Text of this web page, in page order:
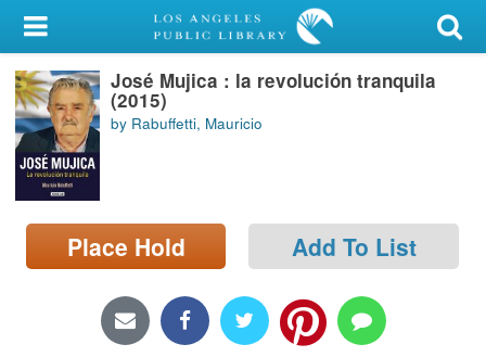
My Account
Library Card
Sign In
Search
Locations/Hours (external
page)
José Mujica : la revolución tranquila
(2015)
by Rabuffetti, Mauricio
Place Hold Add To List